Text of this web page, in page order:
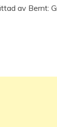
av Bernt: